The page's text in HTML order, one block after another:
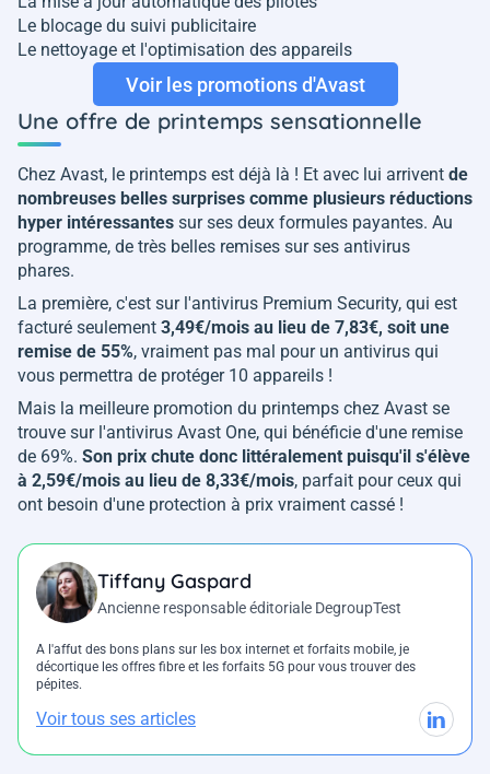
Le blocage du suivi publicitaire
Le nettoyage et l'optimisation des appareils
Voir les promotions d'Avast
Une offre de printemps sensationnelle
Chez Avast, le printemps est déjà là ! Et avec lui arrivent de
nombreuses belles surprises comme plusieurs réductions
hyper intéressantes sur ses deux formules payantes. Au
programme, de très belles remises sur ses antivirus
phares.
La première, c'est sur l'antivirus Premium Security, qui est
facturé seulement 3,49€/mois au lieu de 7,83€, soit une
remise de 55%, vraiment pas mal pour un antivirus qui
vous permettra de protéger 10 appareils !
Mais la meilleure promotion du printemps chez Avast se
trouve sur l'antivirus Avast One, qui bénéficie d'une remise
de 69%. Son prix chute donc littéralement puisqu'il s'élève
à 2,59€/mois au lieu de 8,33€/mois, parfait pour ceux qui
ont besoin d'une protection à prix vraiment cassé !
Tiffany Gaspard
Ancienne responsable éditoriale DegroupTest
A l'affut des bons plans sur les box internet et forfaits mobile, je
décortique les offres fibre et les forfaits 5G pour vous trouver des
pépites.
Voir tous ses articles